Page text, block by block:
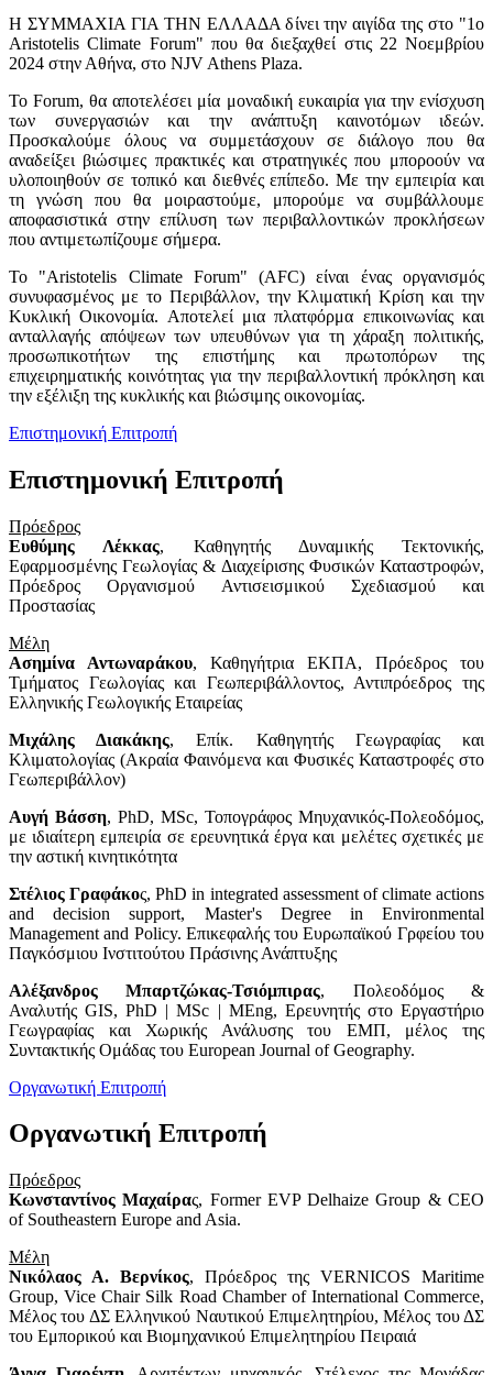
Η ΣΥΜΜΑΧΙΑ ΓΙΑ ΤΗΝ ΕΛΛΑΔΑ δίνει την αιγίδα της στο "1ο
Aristotelis Climate Forum" που θα διεξαχθεί στις 22 Νοεμβρίου
2024 στην Αθήνα, στο NJV Athens Plaza.
Το Forum, θα αποτελέσει μία μoναδική ευκαιρία για την ενίσχυση
των συνεργασιών και την ανάπτυξη καινοτόμων ιδεών.
Προσκαλούμε όλους να συμμετάσχουν σε διάλογο που θα
αναδείξει βιώσιμες πρακτικές και στρατηγικές που μποροούν να
υλοποιηθούν σε τοπικό και διεθνές επίπεδο. Με την εμπειρία και
τη γνώση που θα μοιραστούμε, μπορούμε να συμβάλλουμε
αποφασιστικά στην επίλυση των περιβαλλοντικών προκλήσεων
που αντιμετωπίζουμε σήμερα.
To "Aristotelis Climate Forum" (AFC) είναι ένας οργανισμός
συνυφασμένος με το Περιβάλλον, την Κλιματική Κρίση και την
Κυκλική Οικονομία. Αποτελεί μια πλατφόρμα επικοινωνίας και
ανταλλαγής απόψεων των υπευθύνων για τη χάραξη πολιτικής,
προσωπικοτήτων της επιστήμης και πρωτοπόρων της
επιχειρηματικής κοινότητας για την περιβαλλοντική πρόκληση και
την εξέλιξη της κυκλικής και βιώσιμης οικονομίας.
Επιστημονική Επιτροπή
Επιστημονική Επιτροπή
Πρόεδρος
Ευθύμης Λέκκας, Καθηγητής Δυναμικής Τεκτονικής,
Εφαρμοσμένης Γεωλογίας & Διαχείρισης Φυσικών Καταστροφών,
Πρόεδρος Οργανισμού Αντισεισμικού Σχεδιασμού και
Προστασίας
Μέλη
Ασημίνα Αντωναράκου, Καθηγήτρια ΕΚΠΑ, Πρόεδρος του
Τμήματος Γεωλογίας και Γεωπεριβάλλοντος, Αντιπρόεδρος της
Ελληνικής Γεωλογικής Εταιρείας
Μιχάλης Διακάκης, Επίκ. Καθηγητής Γεωγραφίας και
Κλιματολογίας (Ακραία Φαινόμενα και Φυσικές Καταστροφές στο
Γεωπεριβάλλον)
Αυγή Βάσση, PhD, MSc, Τοπογράφος Μηυχανικός-Πολεοδόμος,
με ιδιαίτερη εμπειρία σε ερευνητικά έργα και μελέτες σχετικές με
την αστική κινητικότητα
Στέλιος Γραφάκος, PhD in integrated assessment of climate actions
and decision support, Master's Degree in Environmental
Management and Policy. Επικεφαλής του Ευρωπαϊκού Γρφείου του
Παγκόσμιου Ινστιτούτου Πράσινης Ανάπτυξης
Αλέξανδρος Μπαρτζώκας-Τσιόμπιρας, Πολεοδόμος &
Αναλυτής GIS, PhD | MSc | MEng, Ερευνητής στο Εργαστήριο
Γεωγραφίας και Χωρικής Ανάλυσης του ΕΜΠ, μέλος της
Συντακτικής Ομάδας του European Journal of Geography.
Οργανωτική Επιτροπή
Οργανωτική Επιτροπή
Πρόεδρος
Κωνσταντίνος Μαχαίρας, Former EVP Delhaize Group & CEO
of Southeastern Europe and Asia.
Μέλη
Νικόλαος Α. Βερνίκος, Πρόεδρος της VERNICOS Maritime
Group, Vice Chair Silk Road Chamber of International Commerce,
Μέλος του ΔΣ Ελληνικού Ναυτικού Επιμελητηρίου, Μέλος του ΔΣ
του Εμπορικού και Βιομηχανικού Επιμελητηρίου Πειραιά